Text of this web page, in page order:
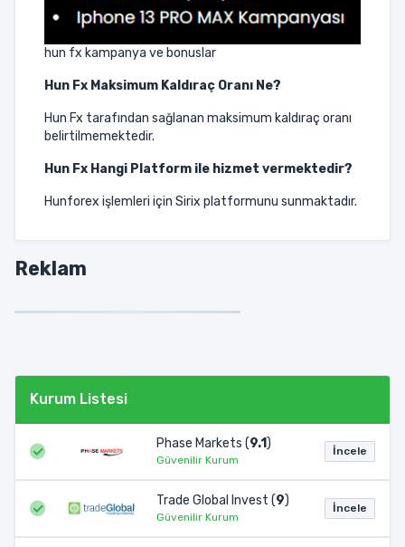
hun fx kampanya ve bonuslar
Hun Fx Maksimum Kaldıraç Oranı Ne?
Hun Fx tarafından sağlanan maksimum kaldıraç oranı
belirtilmemektedir.
Hun Fx Hangi Platform ile hizmet vermektedir?
Hunforex işlemleri için Sirix platformunu sunmaktadır.
Reklam
Kurum Listesi
Phase Markets (9.1)
Güvenilir Kurum
İncele
Trade Global Invest (9)
Güvenilir Kurum
İncele